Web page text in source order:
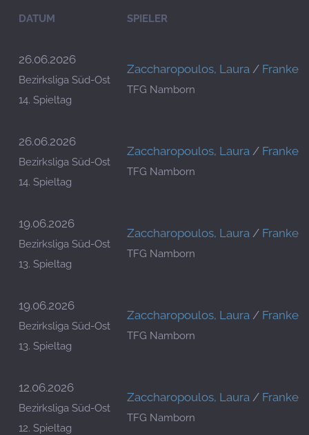
DATUM SPIELER
26.06.2026
Bezirksliga Süd-Ost
14. Spieltag
Zaccharopoulos, Laura / Franke,
TFG Namborn
26.06.2026
Bezirksliga Süd-Ost
14. Spieltag
Zaccharopoulos, Laura / Franke,
TFG Namborn
19.06.2026
Bezirksliga Süd-Ost
13. Spieltag
Zaccharopoulos, Laura / Franke,
TFG Namborn
19.06.2026
Bezirksliga Süd-Ost
13. Spieltag
Zaccharopoulos, Laura / Franke,
TFG Namborn
12.06.2026
Bezirksliga Süd-Ost
12. Spieltag
Zaccharopoulos, Laura / Franke,
TFG Namborn